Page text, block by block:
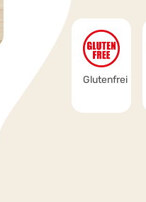
Glutenfrei